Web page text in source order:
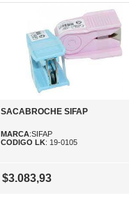
SACABROCHE SIFAP
MARCA:SIFAP
CODIGO LK: 19-0105
$3.083,93